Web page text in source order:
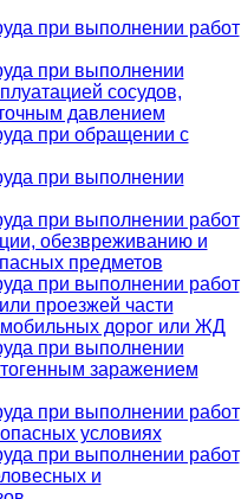
при выполнении работ
при выполнении
сосудов,
давлением
при обращении с
при выполнении
при выполнении работ
обезвреживанию и
предметов
при выполнении работ
проезжей части
дорог или ЖД
при выполнении
заражением
при выполнении работ
условиях
при выполнении работ
и